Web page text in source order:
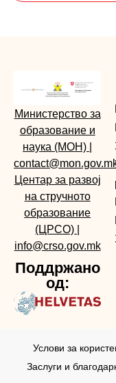
Министерство за
образование и
наука (МОН)
Центар за развој
на стручното
образование
(ЦРСО)
info@crso.gov.mk
Поддржано
од:
Услови за
Заслуги и